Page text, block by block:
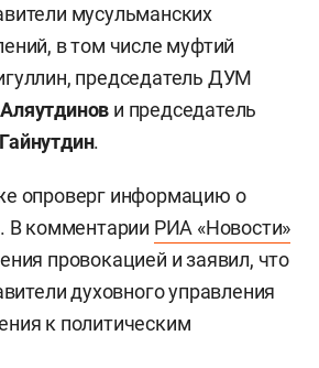
мусульманских
в том числе муфтий
председатель ДУМ
и председатель
.
опроверг информацию о
В комментарии РИА «Новости»
провокацией и заявил, что
духовного управления
к политическим